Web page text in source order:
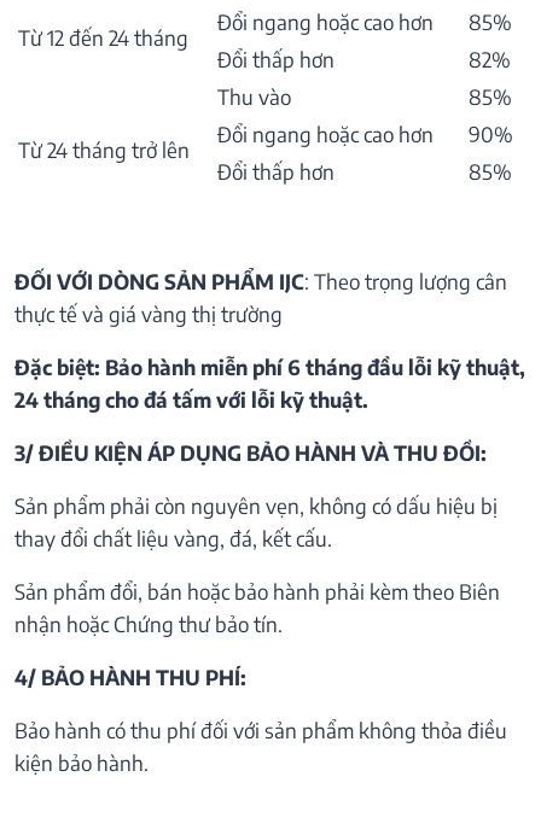
Từ 12 đến 24 tháng
Đổi ngang hoặc cao hơn
85%
Đổi thấp hơn
82%
Từ 24 tháng trở lên
Thu vào
85%
Đổi ngang hoặc cao hơn
90%
Đổi thấp hơn
85%
ĐỐI VỚI DÒNG SẢN PHẨM IJC: Theo trọng lượng cân
thực tế và giá vàng thị trường
Đặc biệt: Bảo hành miễn phí 6 tháng đầu lỗi kỹ thuật,
24 tháng cho đá tấm với lỗi kỹ thuật.
3/ ĐIỀU KIỆN ÁP DỤNG BẢO HÀNH VÀ THU ĐỒI:
Sản phẩm phải còn nguyên vẹn, không có dấu hiệu bị
thay đổi chất liệu vàng, đá, kết cấu.
Sản phẩm đổi, bán hoặc bảo hành phải kèm theo Biên
nhận hoặc Chứng thư bảo tín.
4/ BẢO HÀNH THU PHÍ:
Bảo hành có thu phí đối với sản phẩm không thỏa điều
kiện bảo hành.